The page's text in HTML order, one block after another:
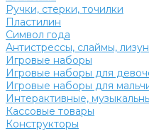
Ручки, стерки, точилки
Пластилин
Символ года
Антистрессы, слаймы,
Игровые наборы
Игровые наборы для
Игровые наборы для
Интерактивные,
Кассовые товары
Конструкторы